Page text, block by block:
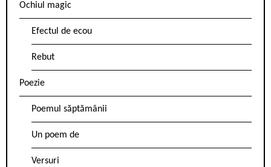
Ochiul magic
Efectul de ecou
Rebut
Poezie
Poemul săptămânii
Un poem de
Versuri